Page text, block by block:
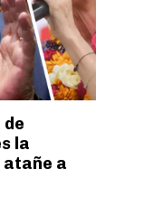
de
la
a